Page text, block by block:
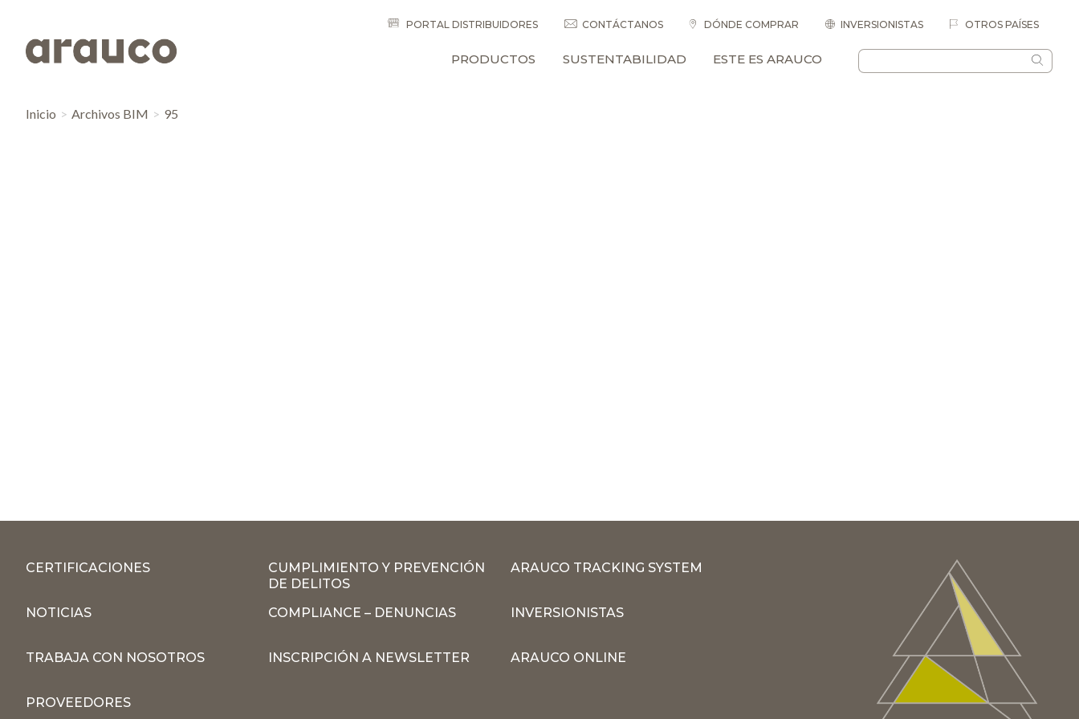
PORTAL DISTRIBUIDORES CONTÁCTANOS DÓNDE COMPRAR INVERSIONISTAS OTROS PAÍSES
PRODUCTOS SUSTENTABILIDAD ESTE ES ARAUCO
Inicio Archivos BIM 95
CERTIFICACIONES
CUMPLIMIENTO Y PREVENCIÓN
DE DELITOS
ARAUCO TRACKING SYSTEM
NOTICIAS COMPLIANCE – DENUNCIAS INVERSIONISTAS
TRABAJA CON NOSOTROS INSCRIPCIÓN A NEWSLETTER ARAUCO ONLINE
PROVEEDORES